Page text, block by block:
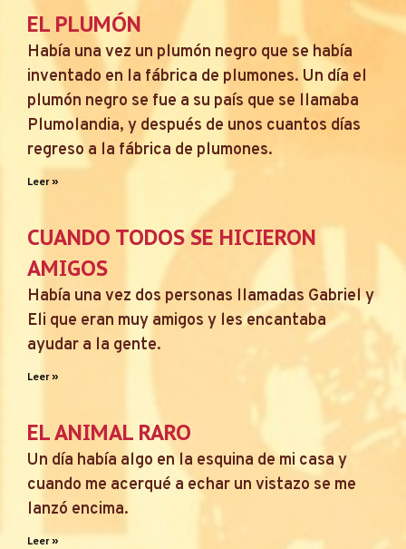
EL PLUMÓN
Había una vez un plumón negro que se había
inventado en la fábrica de plumones. Un día el
plumón negro se fue a su país que se llamaba
Plumolandia, y después de unos cuantos días
regreso a la fábrica de plumones.
Leer »
CUANDO TODOS SE HICIERON
AMIGOS
Había una vez dos personas llamadas Gabriel y
Eli que eran muy amigos y les encantaba
ayudar a la gente.
Leer »
EL ANIMAL RARO
Un día había algo en la esquina de mi casa y
cuando me acerqué a echar un vistazo se me
lanzó encima.
Leer »